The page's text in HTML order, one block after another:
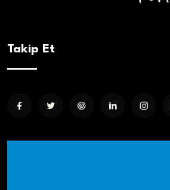
Takip Et